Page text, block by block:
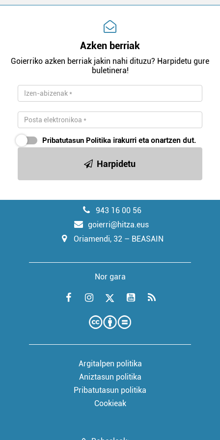
Azken berriak
Goierriko azken berriak jakin nahi dituzu? Harpidetu gure
buletinera!
Pribatutasun Politika irakurri eta onartzen dut.
Harpidetu
943 16 00 56
goierri@hitza.eus
Oriamendi, 32 – BEASAIN
Nor gara
Argitalpen politika
Aniztasun politika
Pribatutasun politika
Cookieak